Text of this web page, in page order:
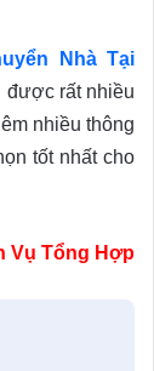
Nhà Tại
được rất nhiều
nhiều thông
tốt nhất cho
Vụ Tổng Hợp